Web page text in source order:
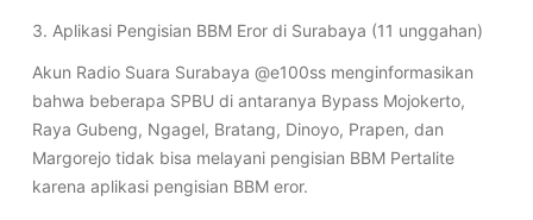
3. Aplikasi Pengisian BBM Eror di Surabaya (11 unggahan)
Akun Radio Suara Surabaya @e100ss menginformasikan
bahwa beberapa SPBU di antaranya Bypass Mojokerto,
Raya Gubeng, Ngagel, Bratang, Dinoyo, Prapen, dan
Margorejo tidak bisa melayani pengisian BBM Pertalite
karena aplikasi pengisian BBM eror.